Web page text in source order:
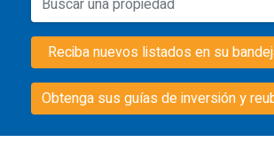
Reciba nuevos listados en su
Obtenga sus guías de inversión y